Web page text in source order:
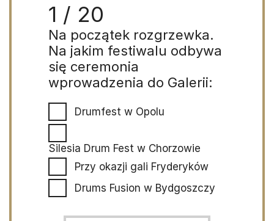
1 / 20
Na początek rozgrzewka.
Na jakim festiwalu odbywa
się ceremonia
wprowadzenia do Galerii:
Drumfest w Opolu
Silesia Drum Fest w Chorzowie
Przy okazji gali Fryderyków
Drums Fusion w Bydgoszczy